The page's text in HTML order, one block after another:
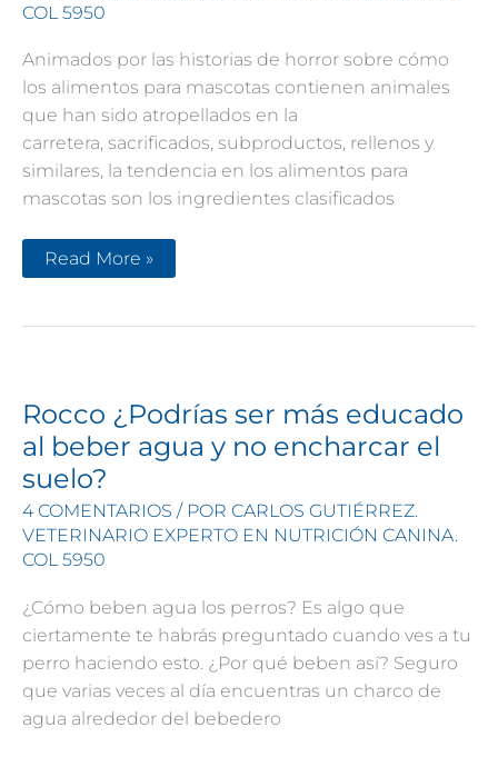
COL 5950
Animados por las historias de horror sobre cómo
los alimentos para mascotas contienen animales
que han sido atropellados en la
carretera, sacrificados, subproductos, rellenos y
similares, la tendencia en los alimentos para
mascotas son los ingredientes clasificados
Verdades
en
del
consumo
humano
igual
nutrición
pobre
Read More »
Rocco ¿Podrías ser más educado
al beber agua y no encharcar el
suelo?
4 COMENTARIOS / POR CARLOS GUTIÉRREZ.
VETERINARIO EXPERTO EN NUTRICIÓN CANINA.
COL 5950
¿Cómo beben agua los perros? Es algo que
ciertamente te habrás preguntado cuando ves a tu
perro haciendo esto. ¿Por qué beben así? Seguro
que varias veces al día encuentras un charco de
agua alrededor del bebedero